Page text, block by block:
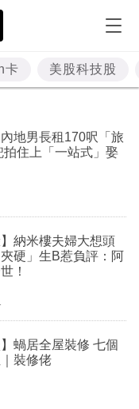
卡 美股科技股
地男長租170呎「旅
拍住上「一站式」娶
】納米樓夫婦大想頭
硬」生B惹負評：阿
！
】蝸居全屋裝修 七個
裝修佬